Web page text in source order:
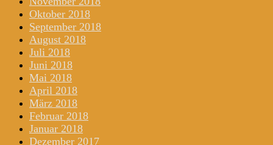
Oktober 2018
September 2018
August 2018
Juli 2018
Juni 2018
Mai 2018
April 2018
März 2018
Februar 2018
Januar 2018
Dezember 2017